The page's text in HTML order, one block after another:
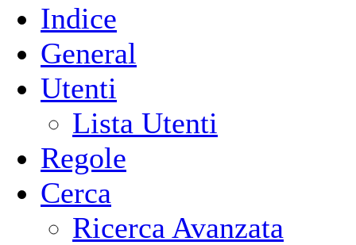
Indice
General
Utenti
Lista Utenti
Regole
Cerca
Ricerca Avanzata